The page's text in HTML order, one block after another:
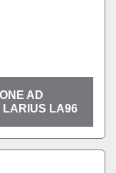
AD
LARIUS LA96